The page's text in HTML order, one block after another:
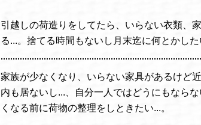
引越しの荷造りをしてたら、いらない衣類、
る...。捨てる時間もないし月末迄に何とかした
家族が少なくなり、いらない家具があるけど
内も居ないし...、自分一人ではどうにもなら
くなる前に荷物の整理をしときたい...。